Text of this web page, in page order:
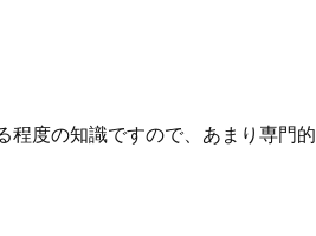
程度の知識ですので、あまり専門的